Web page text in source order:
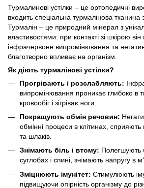
Турмалинові устілки – це ортопедичні
входить спеціальна турмалінова тканина
Турмалін – це природний мінерал з
властивостями: при контакті зі шкірою він
інфрачервоне випромінювання та
благотворно впливає на організм.
Як діють турмалінові устілки?
Прогрівають і розслабляють:
випромінювання проникає глибоко в
кровообіг і зігріває ноги.
Покращують обмін речовин:
обмінні процеси в клітинах,
та шлаків.
Знімають біль і втому: Полегшують
суглобах і спині, знімають напругу в
Зміцнюють імунітет: Стимулюють
підвищуючи опірність організму до